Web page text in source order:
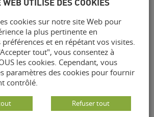
des travaux car ils se font depuis
moderne
vous permet de la moderniser en
agrandissement au goût du jour.
cookies sur notre site Web pour
la plus pertinente en
et en répétant vos visites.
tout", vous consentez à
les cookies. Cependant, vous
paramètres des cookies pour fournir
contrôlé.
Refuser tout